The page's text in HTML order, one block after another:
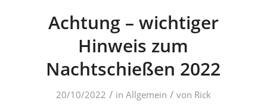
Achtung – wichtiger
Hinweis zum
Nachtschießen 2022
20/10/2022 / in Allgemein / von Rick